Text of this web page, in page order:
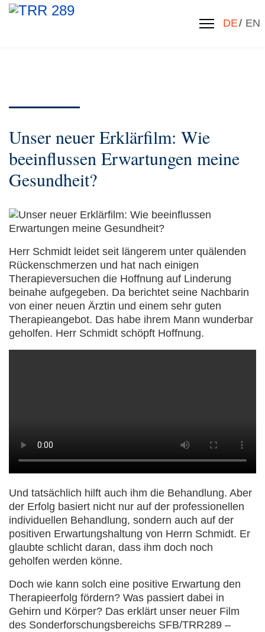
DE EN
Unser neuer Erklärfilm: Wie
beeinflussen Erwartungen meine
Gesundheit?
Herr Schmidt leidet seit längerem unter quälenden
Rückenschmerzen und hat nach einigen
Therapieversuchen die Hoffnung auf Linderung
beinahe aufgegeben. Da berichtet seine Nachbarin
von einer neuen Ärztin und einem sehr guten
Therapieangebot. Das habe ihrem Mann wunderbar
geholfen. Herr Schmidt schöpft Hoffnung.
Und tatsächlich hilft auch ihm die Behandlung. Aber
der Erfolg basiert nicht nur auf der professionellen
individuellen Behandlung, sondern auch auf der
positiven Erwartungshaltung von Herrn Schmidt. Er
glaubte schlicht daran, dass ihm doch noch
geholfen werden könne.
Doch wie kann solch eine positive Erwartung den
Therapieerfolg fördern? Was passiert dabei in
Gehirn und Körper? Das erklärt unser neuer Film
des Sonderforschungsbereichs SFB/TRR289 –